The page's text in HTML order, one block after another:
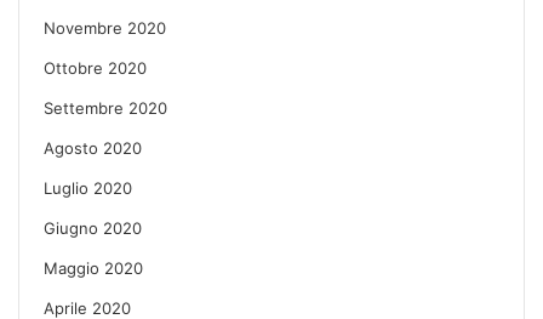
Novembre 2020
Ottobre 2020
Settembre 2020
Agosto 2020
Luglio 2020
Giugno 2020
Maggio 2020
Aprile 2020